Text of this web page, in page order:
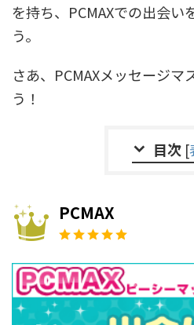
を持ち、PCMAXでの出会い
う。
さあ、PCMAXメッセージマ
う！
目次 [
PCMAX